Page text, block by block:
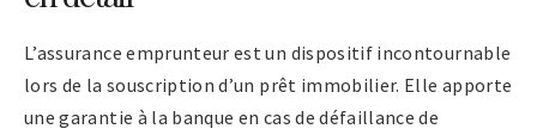
L’assurance emprunteur est un dispositif incontournable
lors de la souscription d’un prêt immobilier. Elle apporte
une garantie à la banque en cas de défaillance de